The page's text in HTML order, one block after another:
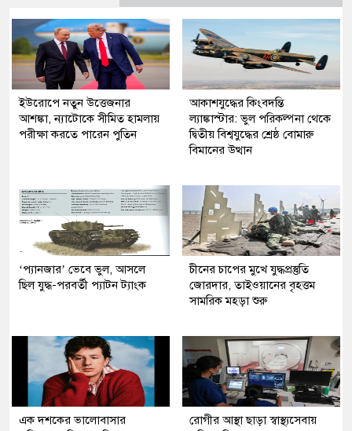
ইউরোপে নতুন উত্তেজনার
আশঙ্কা, ন্যাটোকে সীমিত হামলায়
পরীক্ষা করতে পারেন পুতিন
আকাশযুদ্ধের কিংবদন্তি
ল্যাঙ্কাস্টার: ভুল পরিকল্পনা থেকে
দ্বিতীয় বিশ্বযুদ্ধের শ্রেষ্ঠ বোমারু
বিমানের উত্থান
‘প্যানজার’ ভেবে ভুল, আসলে
ছিল যুদ্ধ-পরবর্তী প্যাটন ট্যাংক
চীনের চাপের মুখে যুদ্ধপ্রস্তুতি
জোরদার, তাইওয়ানের বৃহত্তম
সামরিক মহড়া শুরু
এক দশকের ভালোবাসার
রোগীর আস্থা ছাড়া স্বাস্থ্যসেবায়